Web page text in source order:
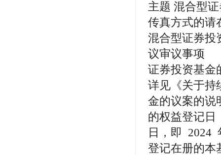
主题 混合型
传真方式的请
混合型证券
议审议事项
证券投资基
详见《关于持
金的议案的
的权益登记
日，即 2024
登记在册的本